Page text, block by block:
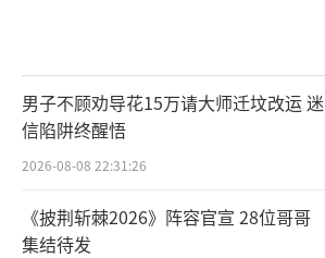
男子不顾劝导花15万请大师迁坟改运 迷
信陷阱终醒悟
2026-08-08 22:31:26
《披荆斩棘2026》阵容官宣 28位哥哥
集结待发